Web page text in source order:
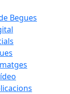
Begues